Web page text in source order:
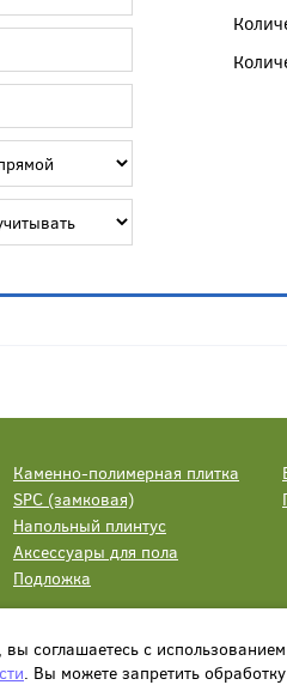
Каменно-полимерная плитка
SPC (замковая)
Напольный плинтус
Аксессуары для пола
Подложка
вы соглашаетесь с использованием
. Вы можете запретить